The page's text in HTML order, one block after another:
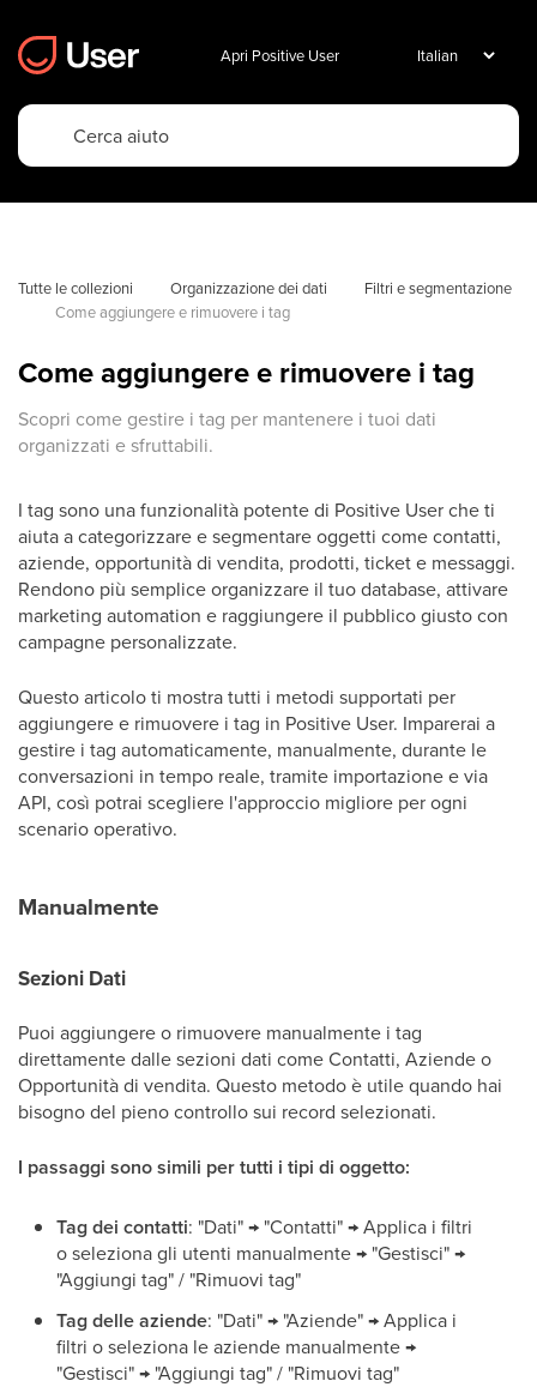
Apri Positive User
Tutte le collezioni Organizzazione dei dati
Filtri e segmentazione
Come aggiungere e rimuovere i tag
Come aggiungere e rimuovere i tag
Scopri come gestire i tag per mantenere i tuoi dati
organizzati e sfruttabili.
I tag sono una funzionalità potente di Positive User che ti
aiuta a categorizzare e segmentare oggetti come contatti,
aziende, opportunità di vendita, prodotti, ticket e messaggi.
Rendono più semplice organizzare il tuo database, attivare
marketing automation e raggiungere il pubblico giusto con
campagne personalizzate.
Questo articolo ti mostra tutti i metodi supportati per
aggiungere e rimuovere i tag in Positive User. Imparerai a
gestire i tag automaticamente, manualmente, durante le
conversazioni in tempo reale, tramite importazione e via
API, così potrai scegliere l'approccio migliore per ogni
scenario operativo.
Manualmente
Sezioni Dati
Puoi aggiungere o rimuovere manualmente i tag
direttamente dalle sezioni dati come Contatti, Aziende o
Opportunità di vendita. Questo metodo è utile quando hai
bisogno del pieno controllo sui record selezionati.
I passaggi sono simili per tutti i tipi di oggetto:
Tag dei contatti: "Dati" → "Contatti" → Applica i filtri
o seleziona gli utenti manualmente → "Gestisci" →
"Aggiungi tag" / "Rimuovi tag"
Tag delle aziende: "Dati" → "Aziende" → Applica i
filtri o seleziona le aziende manualmente →
"Gestisci" → "Aggiungi tag" / "Rimuovi tag"